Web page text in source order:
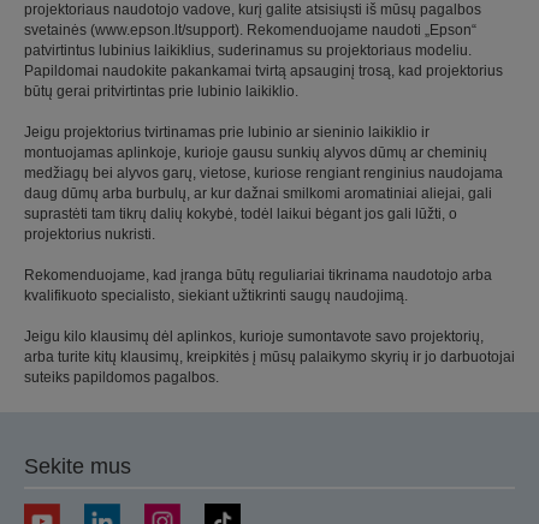
projektoriaus naudotojo vadove, kurį galite atsisiųsti iš mūsų pagalbos
svetainės (www.epson.lt/support). Rekomenduojame naudoti „Epson“
patvirtintus lubinius laikiklius, suderinamus su projektoriaus modeliu.
Papildomai naudokite pakankamai tvirtą apsauginį trosą, kad projektorius
būtų gerai pritvirtintas prie lubinio laikiklio.
Jeigu projektorius tvirtinamas prie lubinio ar sieninio laikiklio ir
montuojamas aplinkoje, kurioje gausu sunkių alyvos dūmų ar cheminių
medžiagų bei alyvos garų, vietose, kuriose rengiant renginius naudojama
daug dūmų arba burbulų, ar kur dažnai smilkomi aromatiniai aliejai, gali
suprastėti tam tikrų dalių kokybė, todėl laikui bėgant jos gali lūžti, o
projektorius nukristi.
Rekomenduojame, kad įranga būtų reguliariai tikrinama naudotojo arba
kvalifikuoto specialisto, siekiant užtikrinti saugų naudojimą.
Jeigu kilo klausimų dėl aplinkos, kurioje sumontavote savo projektorių,
arba turite kitų klausimų, kreipkitės į mūsų palaikymo skyrių ir jo darbuotojai
suteiks papildomos pagalbos.
Sekite mus